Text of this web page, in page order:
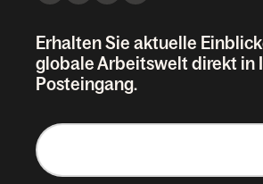
Erhalten Sie aktuelle
globale Arbeitswelt direkt in
Posteingang.